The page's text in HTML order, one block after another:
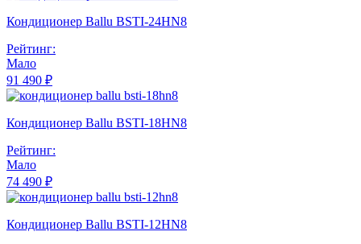
Кондиционер Ballu BSTI-24HN8
Рейтинг:
Мало
91 490 ₽
Кондиционер Ballu BSTI-18HN8
Рейтинг:
Мало
74 490 ₽
Кондиционер Ballu BSTI-12HN8